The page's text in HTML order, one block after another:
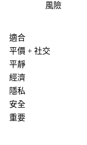
風險
適合
平價 + 社交
平靜
經濟
隱私
安全
重要